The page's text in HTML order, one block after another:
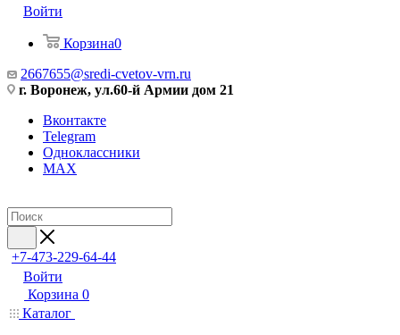
Войти
Корзина0
2667655@sredi-cvetov-vrn.ru
г. Воронеж, ул.60-й Армии дом 21
Вконтакте
Telegram
Одноклассники
MAX
+7-473-229-64-44
Войти
Корзина 0
Каталог